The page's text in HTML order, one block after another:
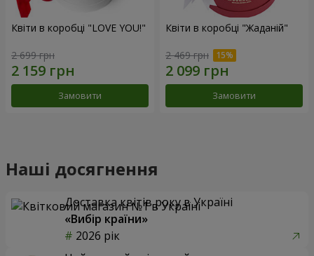
Квіти в коробці "LOVE YOU!"
2 699 грн
Замовити
Квіти в коробці "Жаданій"
2 469 грн
Замовити
Наші досягнення
Доставка квітів року в Україні
«Вибір країни»
2026 рік